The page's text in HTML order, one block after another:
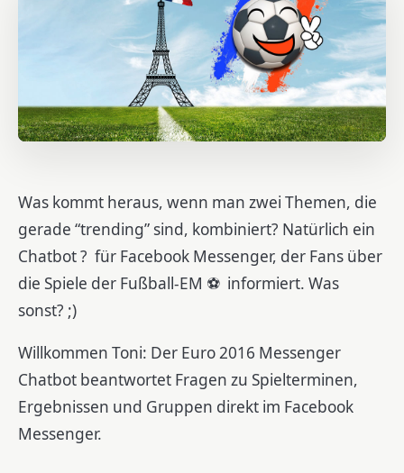
Was kommt heraus, wenn man zwei Themen, die
gerade “trending” sind, kombiniert? Natürlich ein
Chatbot ? für Facebook Messenger, der Fans über
die Spiele der Fußball-EM ⚽️ informiert. Was
sonst? ;)
Willkommen Toni: Der Euro 2016 Messenger
Chatbot beantwortet Fragen zu Spielterminen,
Ergebnissen und Gruppen direkt im Facebook
Messenger.